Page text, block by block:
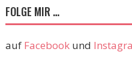
FOLGE MIR …
auf Facebookund